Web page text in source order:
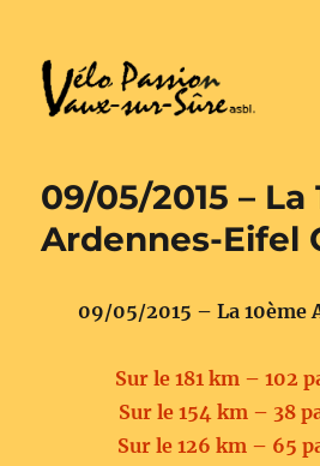
09/05/2015 – La
Ardennes-Eifel
09/05/2015 – La 10ème
Sur le 181 km – 102
Sur le 154 km – 38
Sur le 126 km – 65